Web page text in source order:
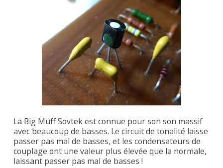
La Big Muff Sovtek est connue pour son son massif
avec beaucoup de basses. Le circuit de tonalité laisse
passer pas mal de basses, et les condensateurs de
couplage ont une valeur plus élevée que la normale,
laissant passer pas mal de basses !